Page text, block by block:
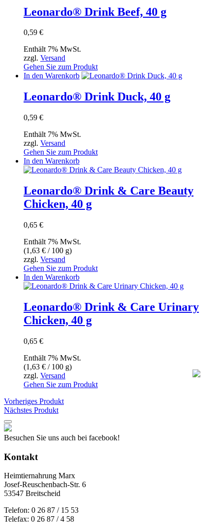
Leonardo® Drink Beef, 40 g
0,59 €
Enthält 7% MwSt.
zzgl. Versand
Gehen Sie zum Produkt
In den Warenkorb
Leonardo® Drink Duck, 40 g
0,59 €
Enthält 7% MwSt.
zzgl. Versand
Gehen Sie zum Produkt
In den Warenkorb
Leonardo® Drink & Care Beauty
Chicken, 40 g
0,65 €
Enthält 7% MwSt.
(1,63 € / 100 g)
zzgl. Versand
Gehen Sie zum Produkt
In den Warenkorb
Leonardo® Drink & Care Urinary
Chicken, 40 g
0,65 €
Enthält 7% MwSt.
(1,63 € / 100 g)
zzgl. Versand
Gehen Sie zum Produkt
Vorheriges Produkt
Nächstes Produkt
Besuchen Sie uns auch bei facebook!
Kontakt
Heimtiernahrung Marx
Josef-Reuschenbach-Str. 6
53547 Breitscheid
Telefon: 0 26 87 / 15 53
Telefax: 0 26 87 / 4 58